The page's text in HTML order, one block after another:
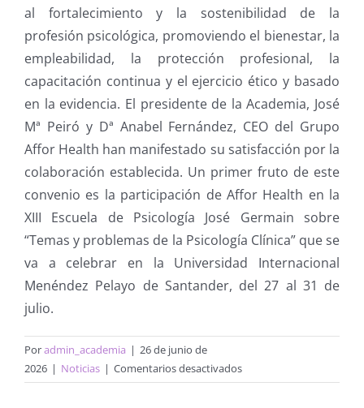
al fortalecimiento y la sostenibilidad de la
profesión psicológica, promoviendo el bienestar, la
empleabilidad, la protección profesional, la
capacitación continua y el ejercicio ético y basado
en la evidencia. El presidente de la Academia, José
Mª Peiró y Dª Anabel Fernández, CEO del Grupo
Affor Health han manifestado su satisfacción por la
colaboración establecida. Un primer fruto de este
convenio es la participación de Affor Health en la
XIII Escuela de Psicología José Germain sobre
“Temas y problemas de la Psicología Clínica” que se
va a celebrar en la Universidad Internacional
Menéndez Pelayo de Santander, del 27 al 31 de
julio.
Poradmin_academia | 26 de junio de
2026 | Noticias | Comentarios desactivadosen
Firma